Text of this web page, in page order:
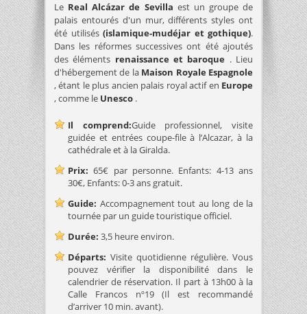
Le Real Alcázar de Sevilla est un groupe de
palais entourés d'un mur, différents styles ont
été utilisés (islamique-mudéjar et gothique).
Dans les réformes successives ont été ajoutés
des éléments renaissance et baroque . Lieu
d'hébergement de la Maison Royale Espagnole
, étant le plus ancien palais royal actif en Europe
, comme le Unesco .
Il comprend:Guide professionnel, visite
guidée et entrées coupe-file à l’Alcazar, à la
cathédrale et à la Giralda.
Prix: 65€ par personne. Enfants: 4-13 ans
30€, Enfants: 0-3 ans gratuit.
Guide: Accompagnement tout au long de la
tournée par un guide touristique officiel.
Durée: 3,5 heure environ.
Départs: Visite quotidienne régulière. Vous
pouvez vérifier la disponibilité dans le
calendrier de réservation. Il part à 13h00 à la
Calle Francos nº19 (Il est recommandé
d’arriver 10 min. avant).